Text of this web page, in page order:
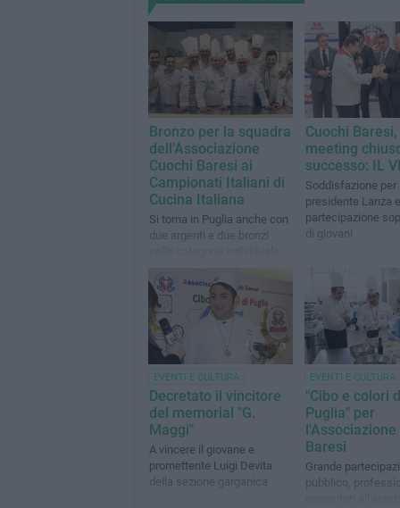
Bronzo per la squadra
dell’Associazione
Cuochi Baresi ai
Campionati Italiani di
Cucina Italiana
Si torna in Puglia anche con
due argenti e due bronzi
Cuochi Baresi,
meeting
successo: IL
Soddisfazione per il
presidente Lanza
partecipazione
di giovani
EVENTI E CULTURA
Decretato il vincitore
del memorial "G.
Maggi"
A vincere il giovane e
promettente Luigi Devita
della sezione garganica
EVENTI E CULTURA
"Cibo e colori
Puglia" per
l'Associazione
Baresi
Grande
pubblico,